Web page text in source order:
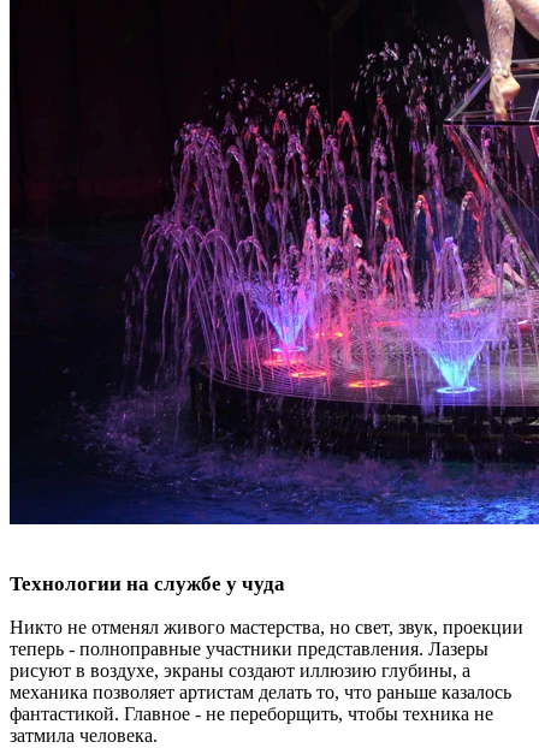
Технологии на службе у чуда
Никто не отменял живого мастерства, но свет, звук, проекции
теперь - полноправные участники представления. Лазеры
рисуют в воздухе, экраны создают иллюзию глубины, а
механика позволяет артистам делать то, что раньше казалось
фантастикой. Главное - не переборщить, чтобы техника не
затмила человека.